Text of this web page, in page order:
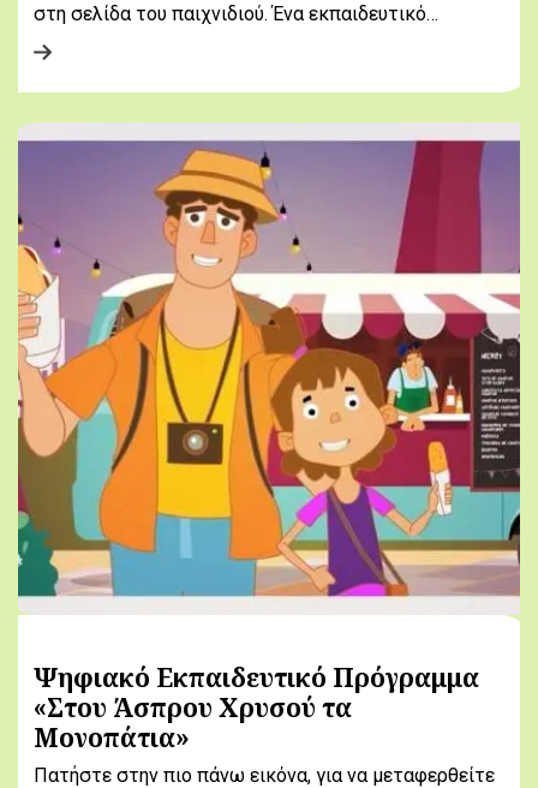
στη σελίδα του παιχνιδιού. Ένα εκπαιδευτικό…
Ψηφιακό Εκπαιδευτικό Πρόγραμμα
«Στου Άσπρου Χρυσού τα
Μονοπάτια»
Πατήστε στην πιο πάνω εικόνα, για να μεταφερθείτε